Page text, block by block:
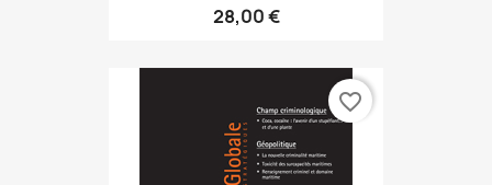
28,00 €
favorite_border